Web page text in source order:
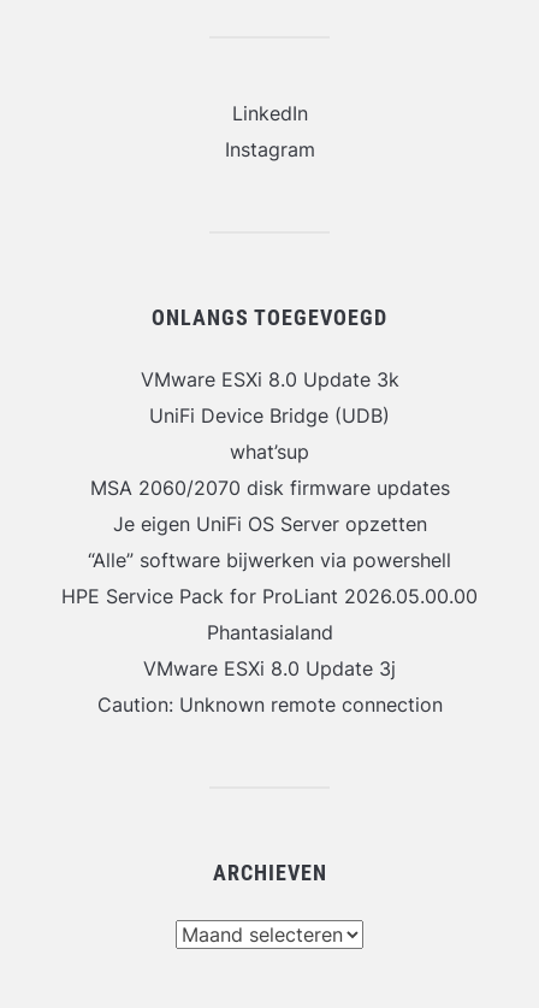
LinkedIn
Instagram
ONLANGS TOEGEVOEGD
VMware ESXi 8.0 Update 3k
UniFi Device Bridge (UDB)
what’sup
MSA 2060/2070 disk firmware updates
Je eigen UniFi OS Server opzetten
“Alle” software bijwerken via powershell
HPE Service Pack for ProLiant 2026.05.00.00
Phantasialand
VMware ESXi 8.0 Update 3j
Caution: Unknown remote connection
ARCHIEVEN